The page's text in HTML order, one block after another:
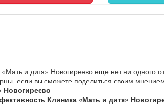
и дитя» Новогиреево еще нет ни одного
если вы сможете поделиться своим
Новогиреево
Клиника «Мать и дитя»